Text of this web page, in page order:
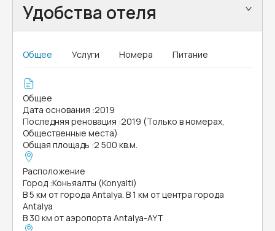
Удобства отеля
Общее Услуги Номера Питание
Общее
Дата основания :2019
Последняя реновация :2019 (Только в номерах,
Общественные места)
Общая площадь :2 500 кв.м.
Расположение
Город :Коньяалты (Konyalti)
В 5 км от города Antalya. В 1 км от центра города
Antalya
В 30 км от аэропорта Antalya-AYT